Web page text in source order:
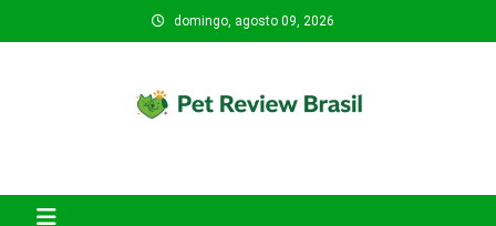
to
domingo, agosto 09, 2026